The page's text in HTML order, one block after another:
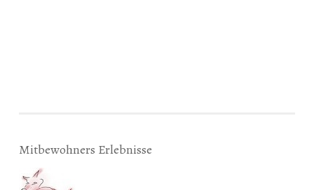
Mitbewohners Erlebnisse